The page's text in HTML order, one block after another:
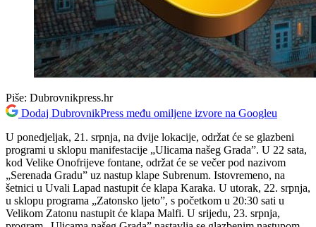
Piše: Dubrovnikpress.hr
Dodaj DubrovnikPress među omiljene izvore na Googleu
U ponedjeljak, 21. srpnja, na dvije lokacije, održat će se glazbeni
programi u sklopu manifestacije „Ulicama našeg Grada”. U 22 sata,
kod Velike Onofrijeve fontane, održat će se večer pod nazivom
„Serenada Gradu” uz nastup klape Subrenum. Istovremeno, na
šetnici u Uvali Lapad nastupit će klapa Karaka. U utorak, 22. srpnja,
u sklopu programa „Zatonsko ljeto”, s početkom u 20:30 sati u
Velikom Zatonu nastupit će klapa Malfi. U srijedu, 23. srpnja,